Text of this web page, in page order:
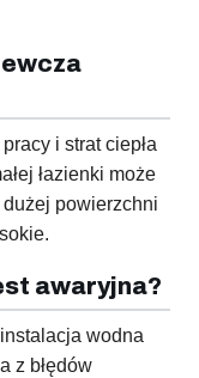
i strat ciepła
łazienki może
powierzchni
awaryjna?
wodna
z błędów